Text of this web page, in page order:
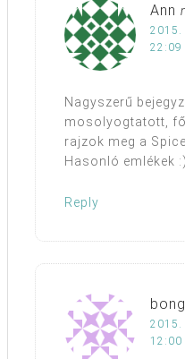
Ann
2015.
22:09
Nagyszerű
mosolyogtatott,
rajzok meg a
Hasonló emlékek
Reply
2015.
12:00